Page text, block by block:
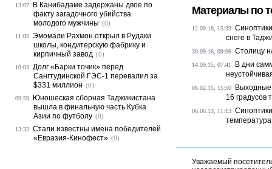
Материалы по
12.09.18, 15:33
снеге в
30.09.16, 09:06 Столицу
14.09.15, 07:41
В дни
06.02.15, 15:50
Выходные
16 градусов
06.06.13, 11:13
Уважаемый
13:07
В Канибадаме задержаны двое по
факту загадочного убийства
молодого мужчины (0)
11:05 Эмомали Рахмон открыл в Рудаки
школы, кондитерскую фабрику и
кирпичный завод (0)
10:03 Долг «Барки точик» перед
Сангтудинской ГЭС-1 перевалил за
$331 миллион (0)
09:59
Юношеская сборная Таджикистана
вышла в финальную часть Кубка
Азии по футболу (0)
13:33 Стали известны имена победителей
«Евразия-Кинофест» (0)